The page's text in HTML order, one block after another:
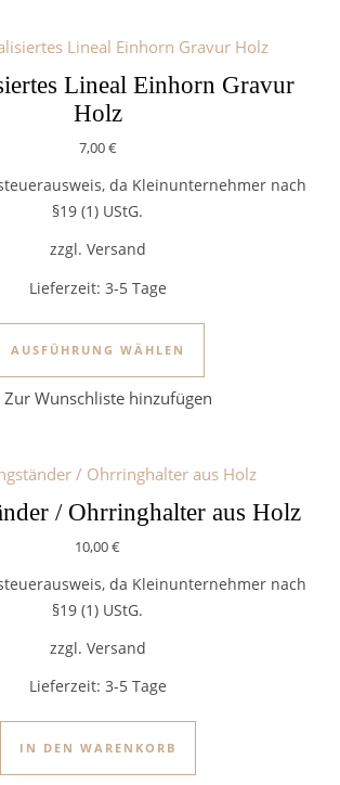
Lineal Einhorn Gravur
Holz
7,00€
da Kleinunternehmer nach
§19 (1) UStG.
zzgl. Versand
Lieferzeit: 3-5 Tage
AUSFÜHRUNG WÄHLEN
Dieses Produkt
/ Ohrringhalter aus Holz
10,00€
da Kleinunternehmer nach
§19 (1) UStG.
zzgl. Versand
Lieferzeit: 3-5 Tage
IN DEN WARENKORB